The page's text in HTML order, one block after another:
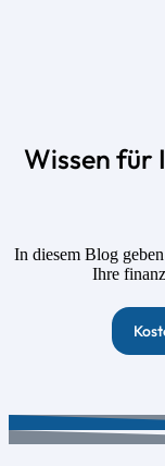
Wissen für
In diesem Blog
Ihre